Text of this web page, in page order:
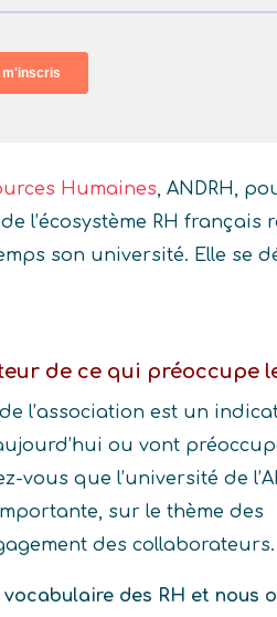
Humaines , ANDRH,
l’écosystème RH français
son université. Elle se
de ce qui préoccupe
l’association est un
ou vont
vous que l’université de
sur le thème des
des collaborateurs.
des RH et nous